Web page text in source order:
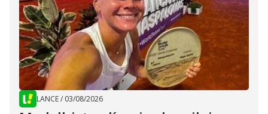
LANCE/ 03/08/2026